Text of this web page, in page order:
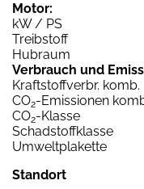
Motor:
kW / PS
Treibstoff
Hubraum
Verbrauch und
Kraftstoffverbr. komb.
CO2-Emissionen
CO2-Klasse
Schadstoffklasse
Umweltplakette
Standort